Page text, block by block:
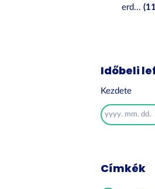
erd...
Időbeli
Kezdete
Címkék